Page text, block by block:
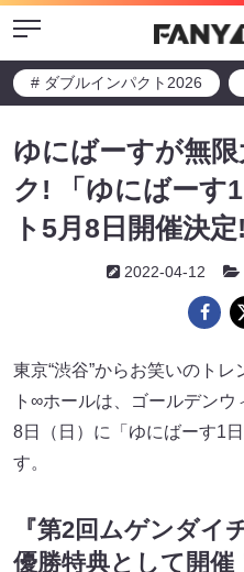
Menu
# ダブルインパクト2026
ゆにばーすが無
ク! 「ゆにばーす
ト5月8日開催決定!
2022-04-12
東京“渋谷”からお笑いのト
ト∞ホールは、ゴールデン
8日（日）に「ゆにばーす1
す。
『第2回ムゲンダイ
優勝特典として開催